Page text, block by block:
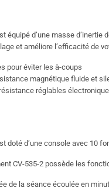
équipé d’une masse d’inertie
et améliore l’efficacité de
pour éviter les à-coups
magnétique fluide et
réglables
doté d’une console avec 10
CV-535-2 possède les
de la séance écoulée en